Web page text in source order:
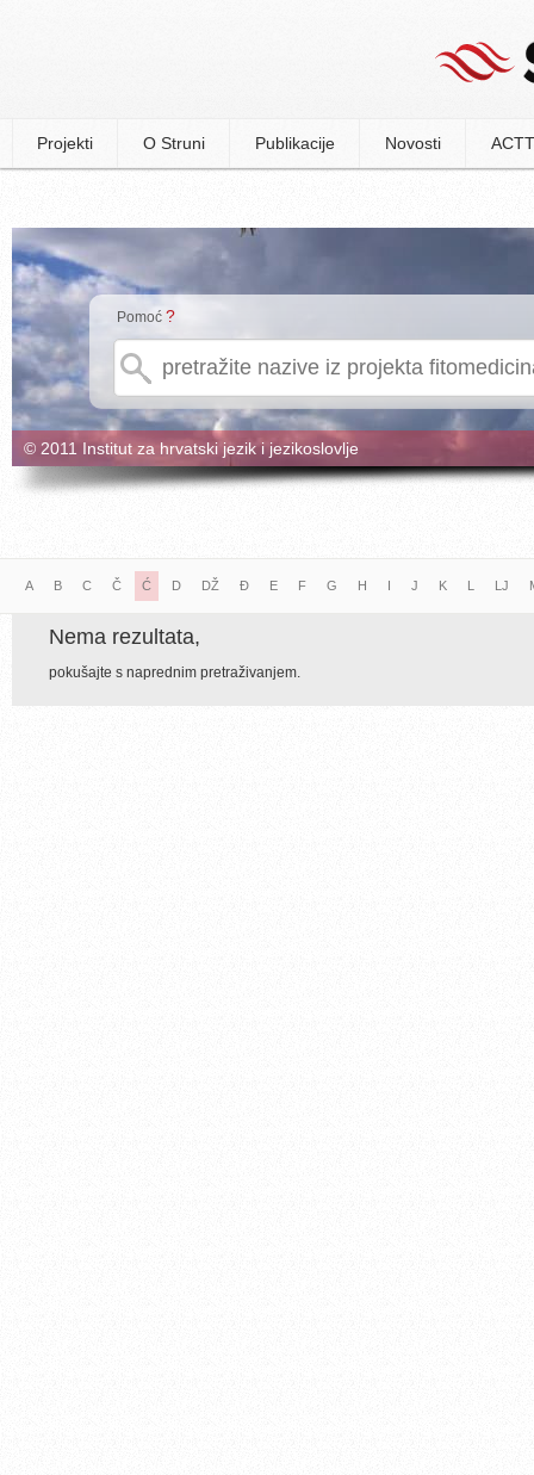
Projekti O Struni Publikacije Novosti
Pomoć ?
© 2011 Institut za hrvatski jezik i jezikoslovlje
A B C Č Ć D DŽ Đ E F G H I J K L LJ
Nema rezultata,
pokušajte s naprednim pretraživanjem.